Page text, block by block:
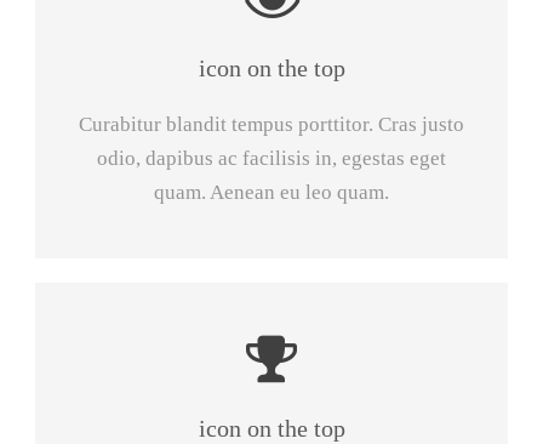
icon on the top
Curabitur blandit tempus porttitor. Cras justo
odio, dapibus ac facilisis in, egestas eget
quam. Aenean eu leo quam.
icon on the top